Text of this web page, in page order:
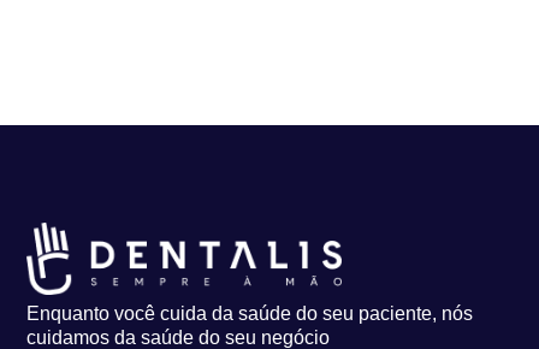
Enquanto você cuida da saúde do seu paciente, nós
cuidamos da saúde do seu negócio